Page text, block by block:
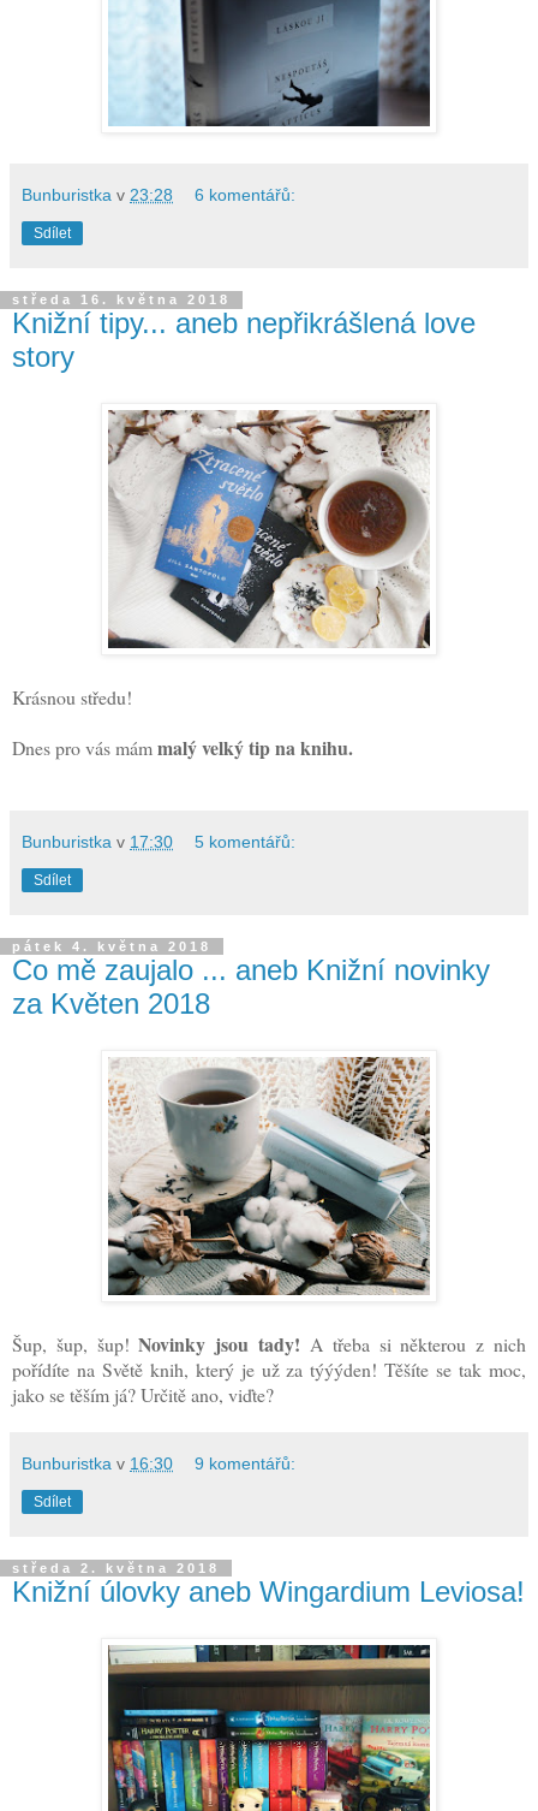
Bunburistka v 23:28 6 komentářů:
Sdílet
středa 16. května 2018
Knižní tipy... aneb nepřikrášlená love
story
Krásnou středu!
Dnes pro vás mámmalý velký tip na knihu.
Bunburistka v 17:30 5 komentářů:
Sdílet
pátek 4. května 2018
Co mě zaujalo ... aneb Knižní novinky
za Květen 2018
Šup, šup, šup!Novinky jsou tady! A třeba si některou z nich
pořídíte na Světě knih, který je už za týýýden! Těšíte se tak moc,
jako se těším já? Určitě ano, viďte?
Bunburistka v 16:30 9 komentářů:
Sdílet
středa 2. května 2018
Knižní úlovky aneb Wingardium Leviosa!